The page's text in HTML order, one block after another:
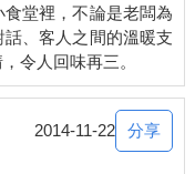
堂裡，不論是老闆為
、客人之間的溫暖支
2014-11-22 分享